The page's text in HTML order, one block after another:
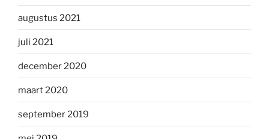
augustus 2021
juli 2021
december 2020
maart 2020
september 2019